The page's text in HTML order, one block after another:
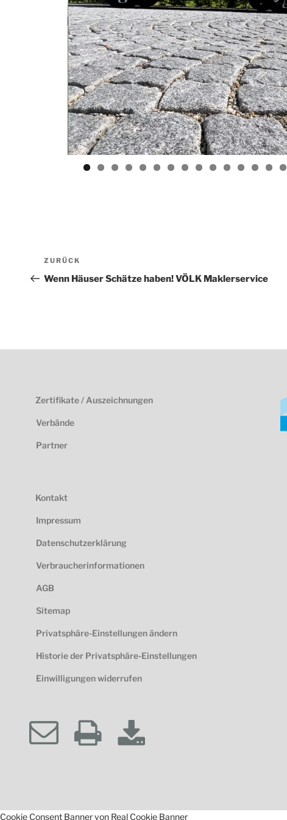
Beitragsnavigation
Vorheriger
Beitrag
ZURÜCK
Wenn Häuser Schätze haben! VÖLK Maklerservice
Zertifikate / Auszeichnungen
Verbände
Partner
Kontakt
Impressum
Datenschutzerklärung
Verbraucherinformationen
AGB
Sitemap
Privatsphäre-Einstellungen ändern
Historie der Privatsphäre-Einstellungen
Einwilligungen widerrufen
Cookie Consent Banner von Real Cookie Banner